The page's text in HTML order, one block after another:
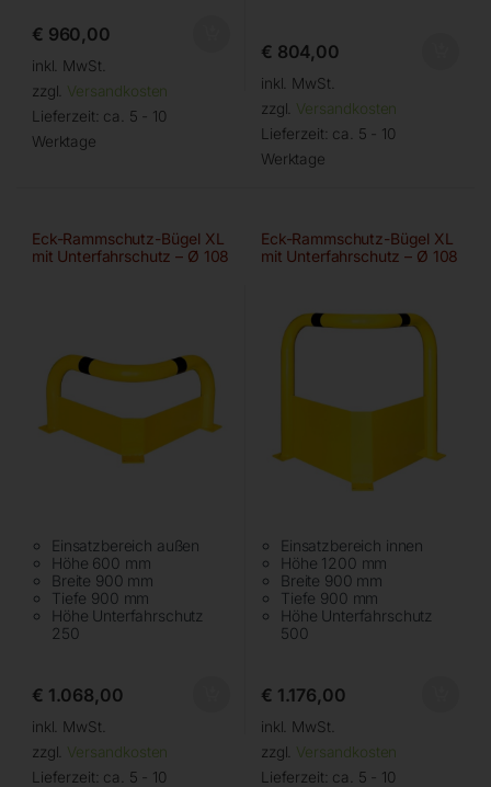
€ 960,00
inkl. MwSt.
zzgl. Versandkosten
Lieferzeit: ca. 5 - 10
Werktage
€ 804,00
inkl. MwSt.
zzgl. Versandkosten
Lieferzeit: ca. 5 - 10
Werktage
Eck-Rammschutz-Bügel XL
mit Unterfahrschutz – Ø 108
Einsatzbereich außen
Höhe 600 mm
Breite 900 mm
Tiefe 900 mm
Höhe Unterfahrschutz
250
€ 1.068,00
inkl. MwSt.
zzgl. Versandkosten
Lieferzeit: ca. 5 - 10
Eck-Rammschutz-Bügel XL
mit Unterfahrschutz – Ø 108
Einsatzbereich innen
Höhe 1200 mm
Breite 900 mm
Tiefe 900 mm
Höhe Unterfahrschutz
500
€ 1.176,00
inkl. MwSt.
zzgl. Versandkosten
Lieferzeit: ca. 5 - 10